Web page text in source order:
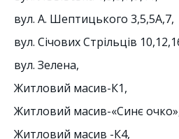
вул. А. Шептицького 3,5,5А,7,
вул. Січових Стрільців
вул. Зелена,
Житловий масив-К1,
Житловий масив-«Синє
Житловий масив -К4,